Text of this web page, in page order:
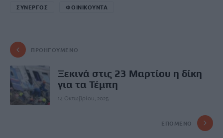
ΣΥΝΕΡΓΟΣ ΦΟΙΝΙΚΟΥΝΤΑ
ΠΡΟΗΓΟΎΜΕΝΟ
Ξεκινά στις 23 Μαρτίου η δίκη
για τα Τέμπη
14 Οκτωβρίου, 2025
ΕΠΌΜΕΝΟ